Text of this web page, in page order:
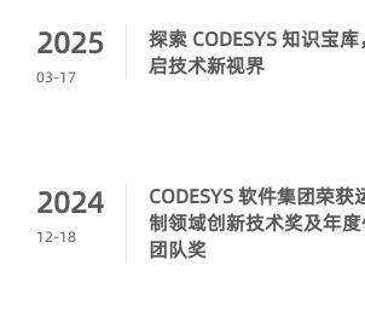
2025
03-17
探索 CODESYS 知识宝
启技术新视界
2024
12-18
CODESYS 软件集团荣获
制领域创新技术奖及年
团队奖